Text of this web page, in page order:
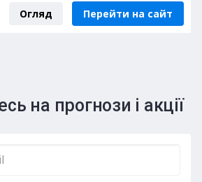
Огляд Перейти на сайт
на прогнози і акції